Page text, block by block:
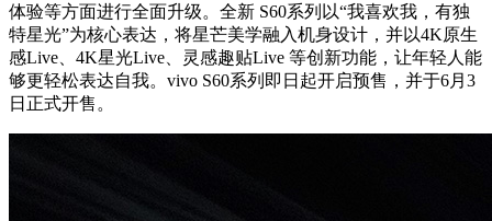
体验等方面进行全面升级。全新 S60系列以“我喜欢我，有独
特星光”为核心表达，将星芒美学融入机身设计，并以4K原生
感Live、4K星光Live、灵感趣贴Live 等创新功能，让年轻人能
够更轻松表达自我。vivo S60系列即日起开启预售，并于6月3
日正式开售。